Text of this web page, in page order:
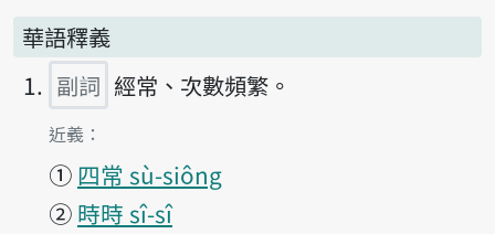
華語釋義
副詞 經常、次數頻繁。
第1項釋義的
近義：
① 四常 sù-siông
② 時時 sî-sî